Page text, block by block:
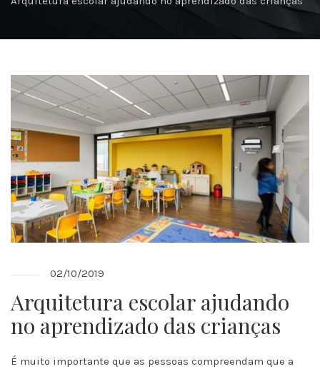
02/10/2019
Arquitetura escolar ajudando
no aprendizado das crianças
É muito importante que as pessoas compreendam que a